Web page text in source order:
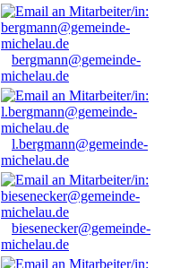
bergmann@gemeinde-
michelau.de
l.bergmann@gemeinde-
michelau.de
biesenecker@gemeinde-
michelau.de